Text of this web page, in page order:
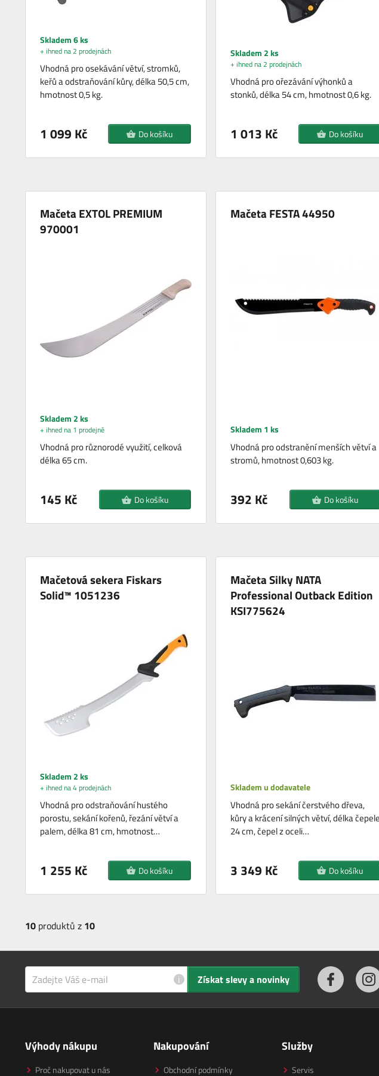
Skladem 6 ks
+ ihned na 2 prodejnách
Vhodná pro osekávání větví, stromků,
keřů a odstraňování kůry, délka 50,5 cm,
hmotnost 0,5 kg.
1 099 Kč Do košíku
Skladem 2 ks
+ ihned na 2 prodejnách
Vhodná pro ořezávání výhonků a
stonků, délka 54 cm, hmotnost 0,6 kg.
1 013 Kč Do košíku
Mačeta EXTOL PREMIUM
970001
Skladem 2 ks
+ ihned na 1 prodejně
Vhodná pro různorodé využití, celková
délka 65 cm.
145 Kč Do košíku
Mačeta FESTA 44950
Skladem 1 ks
Vhodná pro odstranění menších větví a
stromů, hmotnost 0,603 kg.
392 Kč Do košíku
Mačetová sekera Fiskars
Solid™ 1051236
Skladem 2 ks
+ ihned na 4 prodejnách
Vhodná pro odstraňování hustého
porostu, sekání kořenů, řezání větví a
palem, délka 81 cm, hmotnost…
1 255 Kč Do košíku
Mačeta Silky NATA
Professional Outback Edition
KSI775624
Skladem u dodavatele
Vhodná pro sekání čerstvého dřeva,
kůry a krácení silných větví, délka čepele
24 cm, čepel z oceli…
3 349 Kč Do košíku
10 produktů z 10
i Získat slevy a novinky
Výhody nákupu
Proč nakupovat u nás
Nakupování
Obchodní podmínky
Služby
Servis